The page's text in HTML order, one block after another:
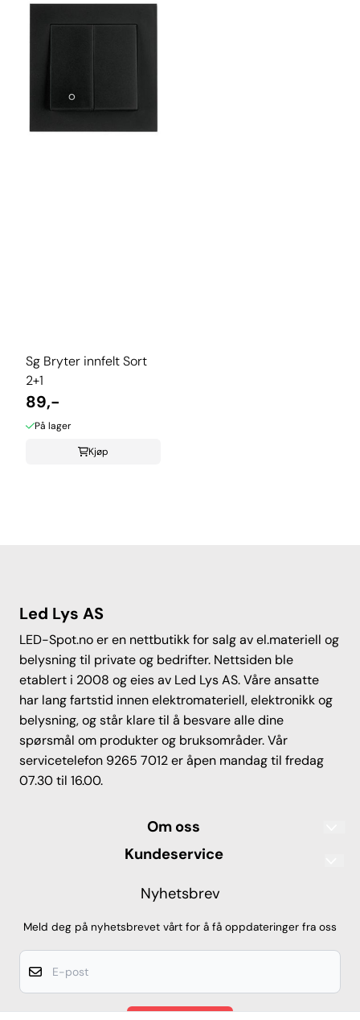
Sg Bryter innfelt Sort
2+1
89,-
På lager
Kjøp
Led Lys AS
LED-Spot.no er en nettbutikk for salg av el.materiell og
belysning til private og bedrifter. Nettsiden ble
etablert i 2008 og eies av Led Lys AS. Våre ansatte
har lang fartstid innen elektromateriell, elektronikk og
belysning, og står klare til å besvare alle dine
spørsmål om produkter og bruksområder. Vår
servicetelefon 9265 7012 er åpen mandag til fredag
07.30 til 16.00.
Om oss
Led Lys AS
7012 Trondheim
Kundeservice
Frakt og levering
Nyhetsbrev
Meld deg på nyhetsbrevet vårt for å få oppdateringer fra oss